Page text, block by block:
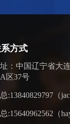
方式
：中国辽宁省大
区37号
:13840829797（
:15640962562（